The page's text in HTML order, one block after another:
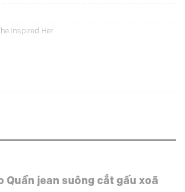
Inspired Her
Quần jean suông cắt gấu xoã